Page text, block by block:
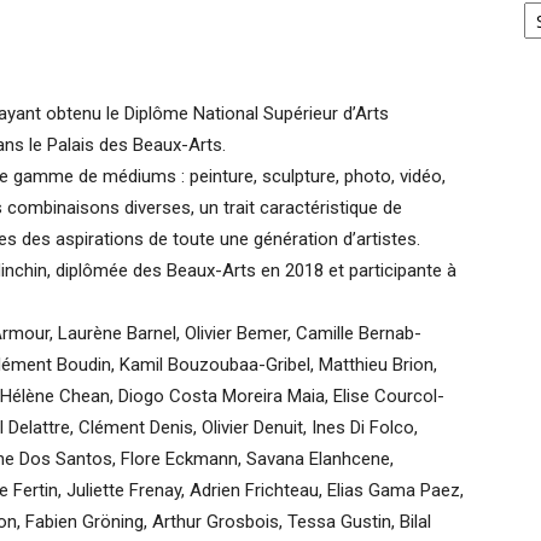
obtenu le Diplôme National Supérieur d’Arts
le Palais des Beaux-Arts.
de médiums : peinture, sculpture, photo, vidéo,
diverses, un trait caractéristique de
des aspirations de toute une génération d’artistes.
diplômée des Beaux-Arts en 2018 et participante à
Laurène Barnel, Olivier Bemer, Camille Bernab-
Boudin, Kamil Bouzoubaa-Gribel, Matthieu Brion,
Chean, Diogo Costa Moreira Maia, Elise Courcol-
Clément Denis, Olivier Denuit, Ines Di Folco,
Dos Santos, Flore Eckmann, Savana Elanhcene,
Juliette Frenay, Adrien Frichteau, Elias Gama Paez,
Fabien Gröning, Arthur Grosbois, Tessa Gustin, Bilal